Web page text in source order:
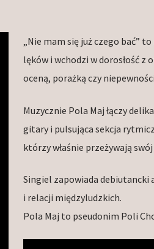
„Nie mam się już czego bać”
lęków i wchodzi w dorosłość
oceną, porażką czy
Muzycznie Pola Maj łączy
gitary i pulsująca sekcja
którzy właśnie przeżywają
Singiel zapowiada
i relacji międzyludzkich.
Pola Maj to pseudonim Poli